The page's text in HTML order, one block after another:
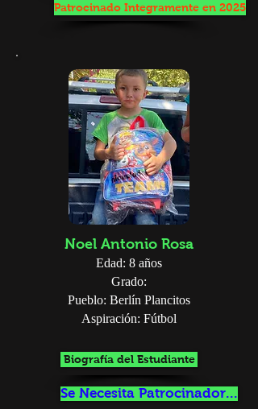
Patrocinado Integramente en 2025
Noel Antonio Rosa
Edad: 8 años
Grado:
Pueblo: Berlín Plancitos
Aspiración: Fútbol
Biografía del Estudiante
Se Necesita Patrocinador...